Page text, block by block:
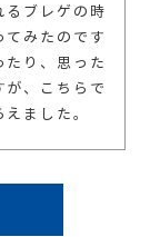
るブレゲの時
てみたのです
たり、思った
が、こちらで
ました。